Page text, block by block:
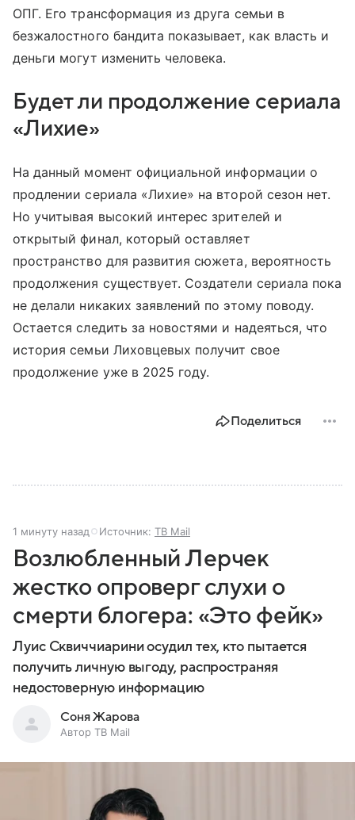
ОПГ. Его трансформация из друга семьи в
безжалостного бандита показывает, как власть и
деньги могут изменить человека.
Будет ли продолжение сериала
«Лихие»
На данный момент официальной информации о
продлении сериала «Лихие» на второй сезон нет.
Но учитывая высокий интерес зрителей и
открытый финал, который оставляет
пространство для развития сюжета, вероятность
продолжения существует. Создатели сериала пока
не делали никаких заявлений по этому поводу.
Остается следить за новостями и надеяться, что
история семьи Лиховцевых получит свое
продолжение уже в 2025 году.
Поделиться
1 минуту назад Источник: ТВ Mail
Возлюбленный Лерчек
жестко опроверг слухи о
смерти блогера: «Это фейк»
Луис Сквиччиарини осудил тех, кто пытается
получить личную выгоду, распространяя
недостоверную информацию
Соня Жарова
Автор ТВ Mail